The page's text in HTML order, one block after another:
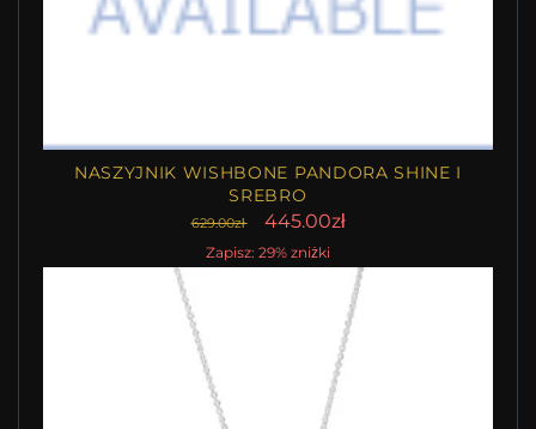
NASZYJNIK WISHBONE PANDORA SHINE I
SREBRO
629.00zł 445.00zł
Zapisz: 29% zniżki